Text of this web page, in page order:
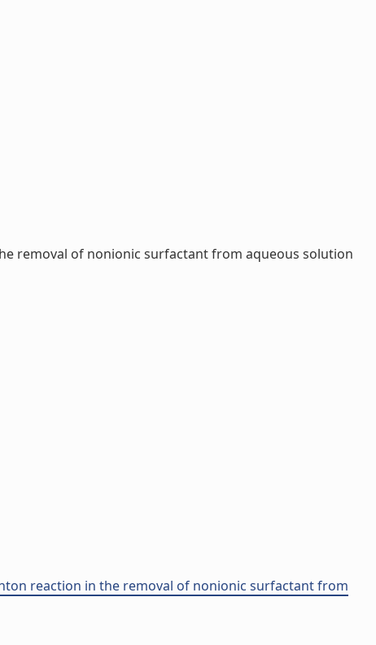
removal of nonionic surfactant from aqueous solution
reaction in the removal of nonionic surfactant from